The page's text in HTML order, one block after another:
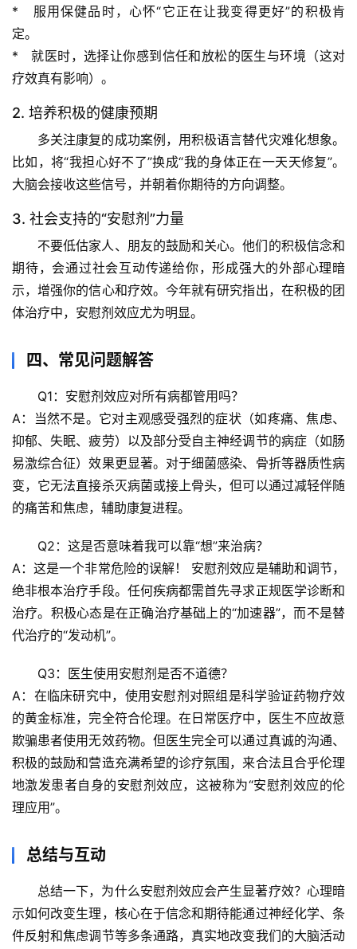
宇
宙
天
文
活
科
学
前
沿
理
辟
谣
求
真
*   服用保健品时， 心怀“它正在让我变得更好”的积极肯
定。
*   就医时，选择让你感到信任和放松的医生与环境（这对
疗效真有影响）。
2. 培养积极的健康预期
多关注康复的成功案例，用积极语言替代灾难化想象。
比如，将“我担心好不了”换成“我的身体正在一天天修复”。
大脑会接收这些信号，并朝着你期待的方向调整。
3. 社会支持的“安慰剂”力量
不要低估家人、朋友的鼓励和关心。他们的积极信念和
期待，会通过社会互动传递给你，形成强大的外部心理暗
示，增强你的信心和疗效。今年就有研究指出，在积极的团
体治疗中，安慰剂效应尤为明显。
四、常见问题解答
Q1：安慰剂效应对所有病都管用吗？
A：当然不是。它对主观感受强烈的症状（如疼痛、焦虑、
抑郁、失眠、疲劳）以及部分受自主神经调节的病症（如肠
易激综合征）效果更显著。对于细菌感染、骨折等器质性病
变，它无法直接杀灭病菌或接上骨头，但可以通过减轻伴随
的痛苦和焦虑， 辅助康复进程。
Q2：这是否意味着我可以靠“想”来治病？
A：这是一个非常危险的误解！ 安慰剂效应是辅助和调节，
绝非根本治疗手段。任何疾病都需首先寻求正规医学诊断和
治疗。积极心态是在正确治疗基础上的“加速器”，而不是替
代治疗的“发动机”。
Q3：医生使用安慰剂是否不道德？
A：在临床研究中，使用安慰剂对照组是科学验证药物疗效
的黄金标准，完全符合伦理。在日常医疗中，医生不应故意
欺骗患者使用无效药物。但医生完全可以通过真诚的沟通、
积极的鼓励和营造充满希望的诊疗氛围 ，来合法且合乎伦理
地激发患者自身的安慰剂效应，这被称为“安慰剂效应的伦
理应用”。
总结与互动
总结一下， 为什么安慰剂效应会产生显著疗效？心理暗
示如何改变生理 ，核心在于信念和期待能通过神经化学、条
件反射和焦虑调节等多条通路，真实地改变我们的大脑活动